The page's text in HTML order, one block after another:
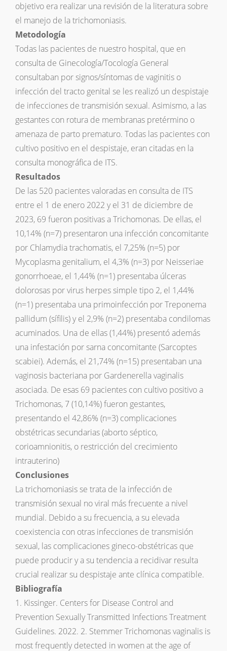
objetivo era realizar una revisión de la literatura sobre
el manejo de la trichomoniasis.
Metodología
Todas las pacientes de nuestro hospital, que en
consulta de Ginecología/Tocología General
consultaban por signos/síntomas de vaginitis o
infección del tracto genital se les realizó un despistaje
de infecciones de transmisión sexual. Asimismo, a las
gestantes con rotura de membranas pretérmino o
amenaza de parto prematuro. Todas las pacientes con
cultivo positivo en el despistaje, eran citadas en la
consulta monográfica de ITS.
Resultados
De las 520 pacientes valoradas en consulta de ITS
entre el 1 de enero 2022 y el 31 de diciembre de
2023, 69 fueron positivas a Trichomonas. De ellas, el
10,14% (n=7) presentaron una infección concomitante
por Chlamydia trachomatis, el 7,25% (n=5) por
Mycoplasma genitalium, el 4,3% (n=3) por Neisseriae
gonorrhoeae, el 1,44% (n=1) presentaba úlceras
dolorosas por virus herpes simple tipo 2, el 1,44%
(n=1) presentaba una primoinfección por Treponema
pallidum (sífilis) y el 2,9% (n=2) presentaba condilomas
acuminados. Una de ellas (1,44%) presentó además
una infestación por sarna concomitante (Sarcoptes
scabiei). Además, el 21,74% (n=15) presentaban una
vaginosis bacteriana por Gardenerella vaginalis
asociada. De esas 69 pacientes con cultivo positivo a
Trichomonas, 7 (10,14%) fueron gestantes,
presentando el 42,86% (n=3) complicaciones
obstétricas secundarias (aborto séptico,
corioamnionitis, o restricción del crecimiento
intrauterino)
Conclusiones
La trichomoniasis se trata de la infección de
transmisión sexual no viral más frecuente a nivel
mundial. Debido a su frecuencia, a su elevada
coexistencia con otras infecciones de transmisión
sexual, las complicaciones gineco-obstétricas que
puede producir y a su tendencia a recidivar resulta
crucial realizar su despistaje ante clínica compatible.
Bibliografía
1. Kissinger. Centers for Disease Control and
Prevention Sexually Transmitted Infections Treatment
Guidelines. 2022. 2. Stemmer Trichomonas vaginalis is
most frequently detected in women at the age of